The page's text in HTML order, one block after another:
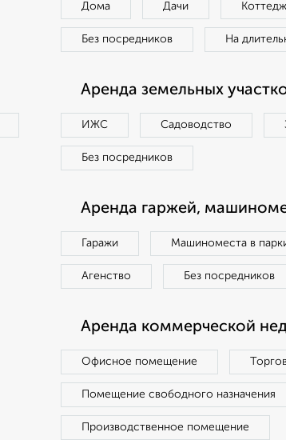
Дома Дачи
Без посредников На
Аренда земельных
ИЖС Садоводство
Без посредников
Аренда гаржей,
Гаражи Машиноместа в
Агенство Без посредников
Аренда коммерческой
Офисное помещение
Помещение свободного назначения
Производственное помещение